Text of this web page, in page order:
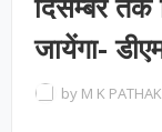
जायेंगा-
by M K PATHAK